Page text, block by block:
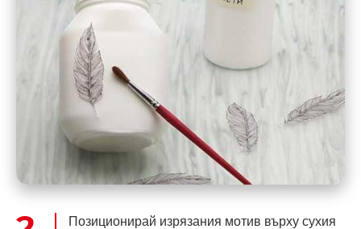
Позиционирай изрязания мотив върху сухия